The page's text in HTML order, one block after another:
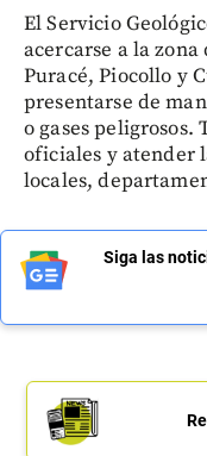
El Servicio
acercarse a la
Puracé, Piocollo y
presentarse de
o gases
oficiales y atender
locales,
Siga las